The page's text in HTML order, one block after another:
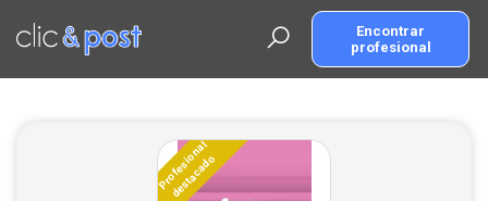
contenido
principal
Encontrar
profesional
Encuentra tu profesional
más cercano
Profesional
destacado